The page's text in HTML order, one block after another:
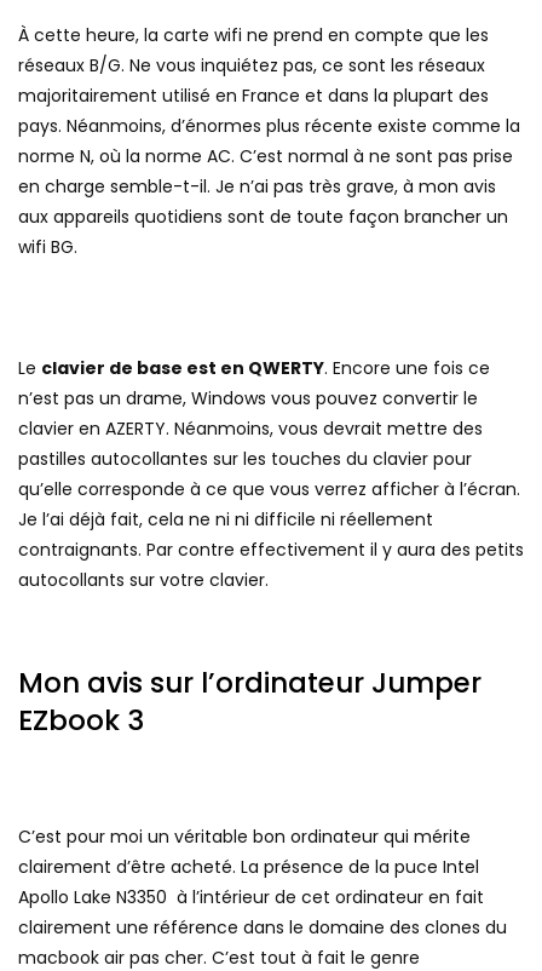
À cette heure, la carte wifi ne prend en compte que les
réseaux B/G. Ne vous inquiétez pas, ce sont les réseaux
majoritairement utilisé en France et dans la plupart des
pays. Néanmoins, d’énormes plus récente existe comme la
norme N, où la norme AC. C’est normal à ne sont pas prise
en charge semble-t-il. Je n’ai pas très grave, à mon avis
aux appareils quotidiens sont de toute façon brancher un
wifi BG.
Le clavier de base est en QWERTY. Encore une fois ce
n’est pas un drame, Windows vous pouvez convertir le
clavier en AZERTY. Néanmoins, vous devrait mettre des
pastilles autocollantes sur les touches du clavier pour
qu’elle corresponde à ce que vous verrez afficher à l’écran.
Je l’ai déjà fait, cela ne ni ni difficile ni réellement
contraignants. Par contre effectivement il y aura des petits
autocollants sur votre clavier.
Mon avis sur l’ordinateur Jumper
EZbook 3
C’est pour moi un véritable bon ordinateur qui mérite
clairement d’être acheté. La présence de la puce Intel
Apollo Lake N3350 à l’intérieur de cet ordinateur en fait
clairement une référence dans le domaine des clones du
macbook air pas cher. C’est tout à fait le genre